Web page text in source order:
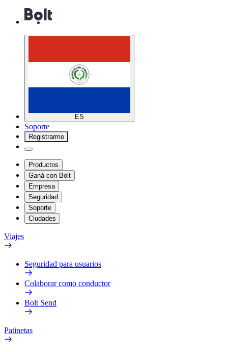
ES
Soporte
Registrarme
Productos
Ganá con Bolt
Empresa
Seguridad
Soporte
Ciudades
Viajes
Seguridad para usuarios
Colaborar como conductor
Bolt Send
Patinetas